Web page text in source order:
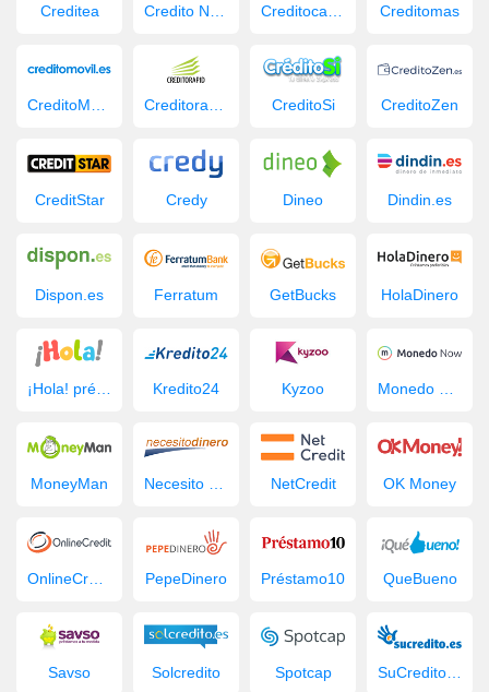
Creditea Creditomas
CreditoMovil.es Creditorapid CreditoSi CreditoZen
CreditStar Credy Dineo Dindin.es
Dispon.es Ferratum GetBucks HolaDinero
¡Hola! préstamo Kredito24 Kyzoo Monedo Now
MoneyMan NetCredit OK Money
PepeDinero Préstamo10 QueBueno
Savso Solcredito Spotcap SuCredito.es